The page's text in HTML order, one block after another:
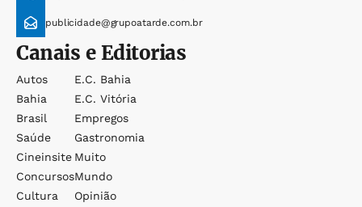
publicidade@grupoatarde.com.br
Canais e Editorias
Autos
Bahia
Brasil
Saúde
Cineinsite
Concursos
Cultura
E.c. Bahia
E.c. Vitória
Empregos
Gastronomia
Muito
Mundo
Opinião